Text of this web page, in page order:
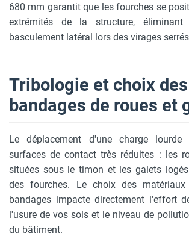
680 mm garantit que les fourches se
extrémités de la structure,
basculement latéral lors des virages
Tribologie et choix des
bandages de roues et
Le déplacement d'une charge
surfaces de contact très réduites : les
situées sous le timon et les galets
des fourches. Le choix des
bandages impacte directement l'effort
l'usure de vos sols et le niveau de
du bâtiment.